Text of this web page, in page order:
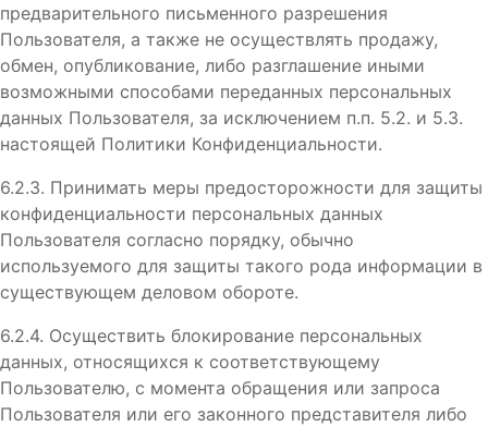
предварительного письменного разрешения
Пользователя, а также не осуществлять продажу,
обмен, опубликование, либо разглашение иными
возможными способами переданных персональных
данных Пользователя, за исключением п.п. 5.2. и 5.3.
настоящей Политики Конфиденциальности.
6.2.3. Принимать меры предосторожности для защиты
конфиденциальности персональных данных
Пользователя согласно порядку, обычно
используемого для защиты такого рода информации в
существующем деловом обороте.
6.2.4. Осуществить блокирование персональных
данных, относящихся к соответствующему
Пользователю, с момента обращения или запроса
Пользователя или его законного представителя либо